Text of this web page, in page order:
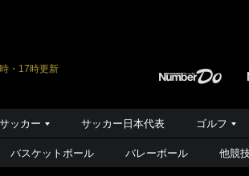
・17時更新
ッカー サッカー日本代表 ゴルフ
バスケットボール バレーボール 他競